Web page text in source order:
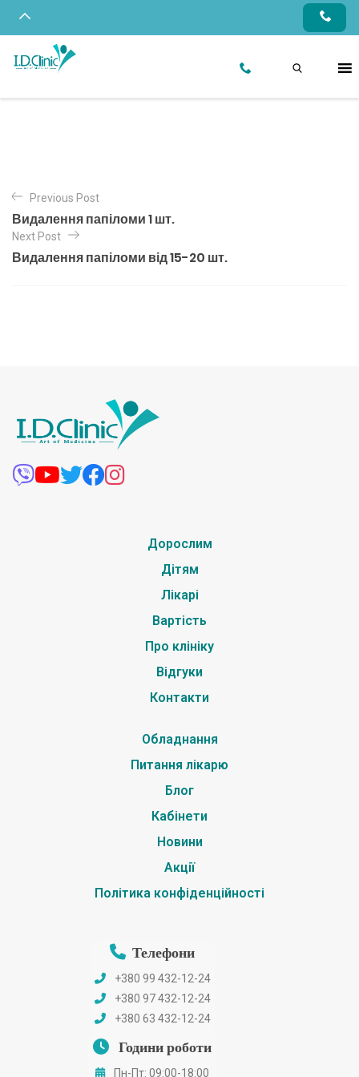
Previous Post
Видалення папіломи 1 шт.
Next Post
Видалення папіломи від 15-20 шт.
Дорослим
Дітям
Лікарі
Вартість
Про клініку
Відгуки
Контакти
Обладнання
Питання лікарю
Блог
Кабінети
Новини
Акції
Політика конфіденційності
Телефони
+380 99 432-12-24
+380 97 432-12-24
+380 63 432-12-24
Години роботи
Пн-Пт: 09:00-18:00